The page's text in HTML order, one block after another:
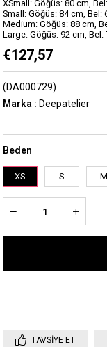
XSmall: Göğüs: 80 cm,
Small: Göğüs: 84 cm, Bel:
Medium: Göğüs: 88 cm,
Large: Göğüs: 92 cm,
€127,57
(DA000729)
Marka : Deepatelier
Beden
XS S M
TAVSIYE ET